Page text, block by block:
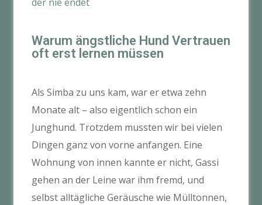
Warum ängstliche Hund Vertrauen
oft erst lernen müssen
Als Simba zu uns kam, war er etwa zehn
Monate alt – also eigentlich schon ein
Junghund. Trotzdem mussten wir bei vielen
Dingen ganz von vorne anfangen. Eine
Wohnung von innen kannte er nicht, Gassi
gehen an der Leine war ihm fremd, und
selbst alltägliche Geräusche wie Mülltonnen,